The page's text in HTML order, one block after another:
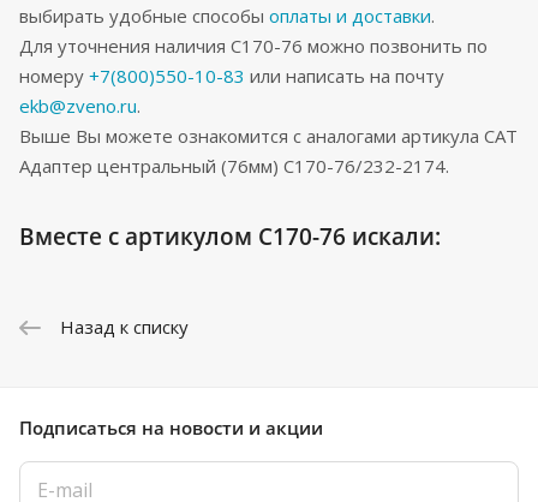
выбирать удобные способы оплаты и доставки.
Для уточнения наличия C170-76 можно позвонить по
номеру +7(800)550-10-83 или написать на почту
ekb@zveno.ru.
Выше Вы можете ознакомится с аналогами артикула CAT
Адаптер центральный (76мм) C170-76/232-2174.
Вместе с артикулом C170-76 искали:
Назад к списку
Подписаться на новости и акции